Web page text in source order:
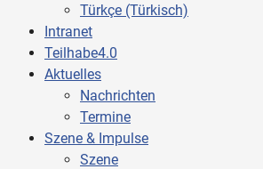
Türkçe (Türkisch)
Intranet
Teilhabe4.0
Aktuelles
Nachrichten
Termine
Szene & Impulse
Szene